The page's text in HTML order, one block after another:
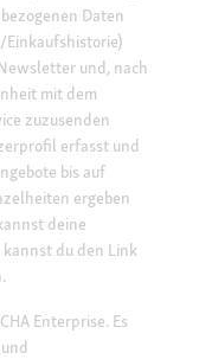
Daten
und, nach
mit dem
zuzusenden
erfasst und
bis auf
ergeben
deine
du den Link
Enterprise. Es
und